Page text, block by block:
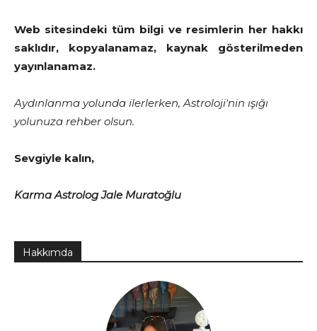
Web sitesindeki tüm bilgi ve resimlerin her hakkı
saklıdır, kopyalanamaz, kaynak gösterilmeden
yayınlanamaz.
Aydınlanma yolunda ilerlerken, Astroloji'nin ışığı
yolunuza rehber olsun.
Sevgiyle kalın,
Karma Astrolog Jale Muratoğlu
Hakkımda